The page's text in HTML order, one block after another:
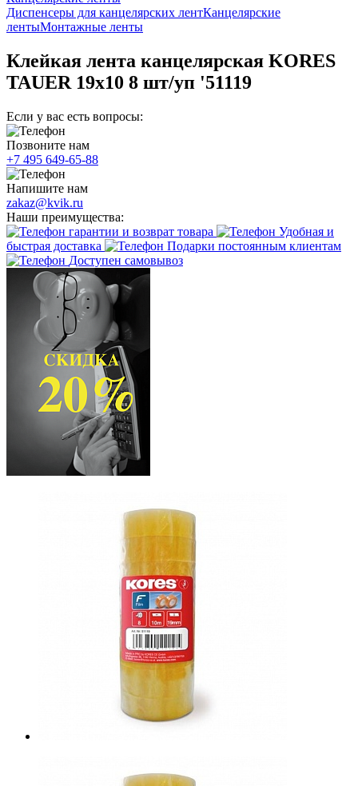
Диспенсеры для канцелярских лентКанцелярские
лентыМонтажные ленты
Клейкая лента канцелярская KORES
TAUER 19x10 8 шт/уп '51119
Если у вас есть вопросы:
Позвоните нам
+7 495 649-65-88
Напишите нам
zakaz@kvik.ru
Наши преимущества:
гарантии и возврат товара
Удобная и
быстрая доставка
Подарки постоянным клиентам
Доступен самовывоз